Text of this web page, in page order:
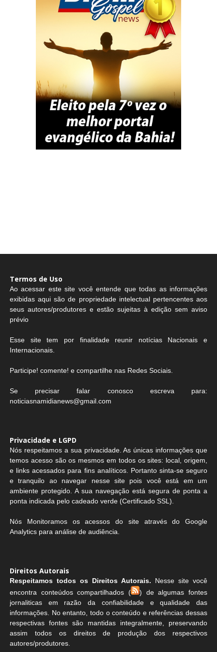
Termos de Uso
Ao acessar este site você entende que todas as informações
exibidas aqui são de propriedade intelectual pertencentes aos
seus autores/produtores e estão sujeitas à edição sem aviso
prévio
Esse site tem por finalidade reunir notícias Nacionais e
Internacionais.
Participe! comente! e compartilhe nas Redes Sociais.
Se precisar falar conosco escreva para:
noticiasnamidianews@gmail.com
Privacidade e LGPD
Nós respeitamos a sua privacidade. As únicas informações que
temos acesso são os mesmos em todos os sites: local, origem,
e links acessados para fins analíticos. Portanto sinta-se seguro
e tranquilo ao navegar nesse site pois você está em um
ambiente protegido. A sua navegação está segura de ponta a
ponta indicada pelo cadeado verde (Certificado SSL).
Nós Monitoramos os acessos do site através do Google
Analytics para análise de audiência.
Direitos Autorais
Respeitamos todos os Direitos Autorais. Nesse site você
encontra conteúdos compartilhados (
) de algumas fontes
jornaliticas em razão da confiabilidade e qualidade das
informações. No entanto, todo o conteúdo e referências dessas
respectivas fontes são mantidas integralmente, preservando
assim todos os direitos de produção dos respectivos
autores/produtores.